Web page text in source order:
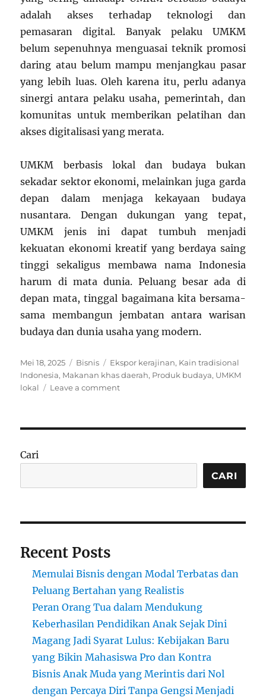
adalah akses terhadap teknologi dan
pemasaran digital. Banyak pelaku UMKM
belum sepenuhnya menguasai teknik promosi
daring atau belum mampu menjangkau pasar
yang lebih luas. Oleh karena itu, perlu adanya
sinergi antara pelaku usaha, pemerintah, dan
komunitas untuk memberikan pelatihan dan
akses digitalisasi yang merata.
UMKM berbasis lokal dan budaya bukan
sekadar sektor ekonomi, melainkan juga garda
depan dalam menjaga kekayaan budaya
nusantara. Dengan dukungan yang tepat,
UMKM jenis ini dapat tumbuh menjadi
kekuatan ekonomi kreatif yang berdaya saing
tinggi sekaligus membawa nama Indonesia
harum di mata dunia. Peluang besar ada di
depan mata, tinggal bagaimana kita bersama-
sama membangun jembatan antara warisan
budaya dan dunia usaha yang modern.
Posted
on
Mei 18, 2025 Categories
Bisnis Tags
Ekspor kerajinan, Kain tradisional
Indonesia, Makanan khas daerah, Produk budaya, UMKM
lokal
Leave a commenton
Pilar
Kreatif
Nusantara
Cari
CARI
Recent Posts
Memulai Bisnis dengan Modal Terbatas dan
Peluang Bertahan yang Realistis
Peran Orang Tua dalam Mendukung
Keberhasilan Pendidikan Anak Sejak Dini
Magang Jadi Syarat Lulus: Kebijakan Baru
yang Bikin Mahasiswa Pro dan Kontra
Bisnis Anak Muda yang Merintis dari Nol
dengan Percaya Diri Tanpa Gengsi Menjadi